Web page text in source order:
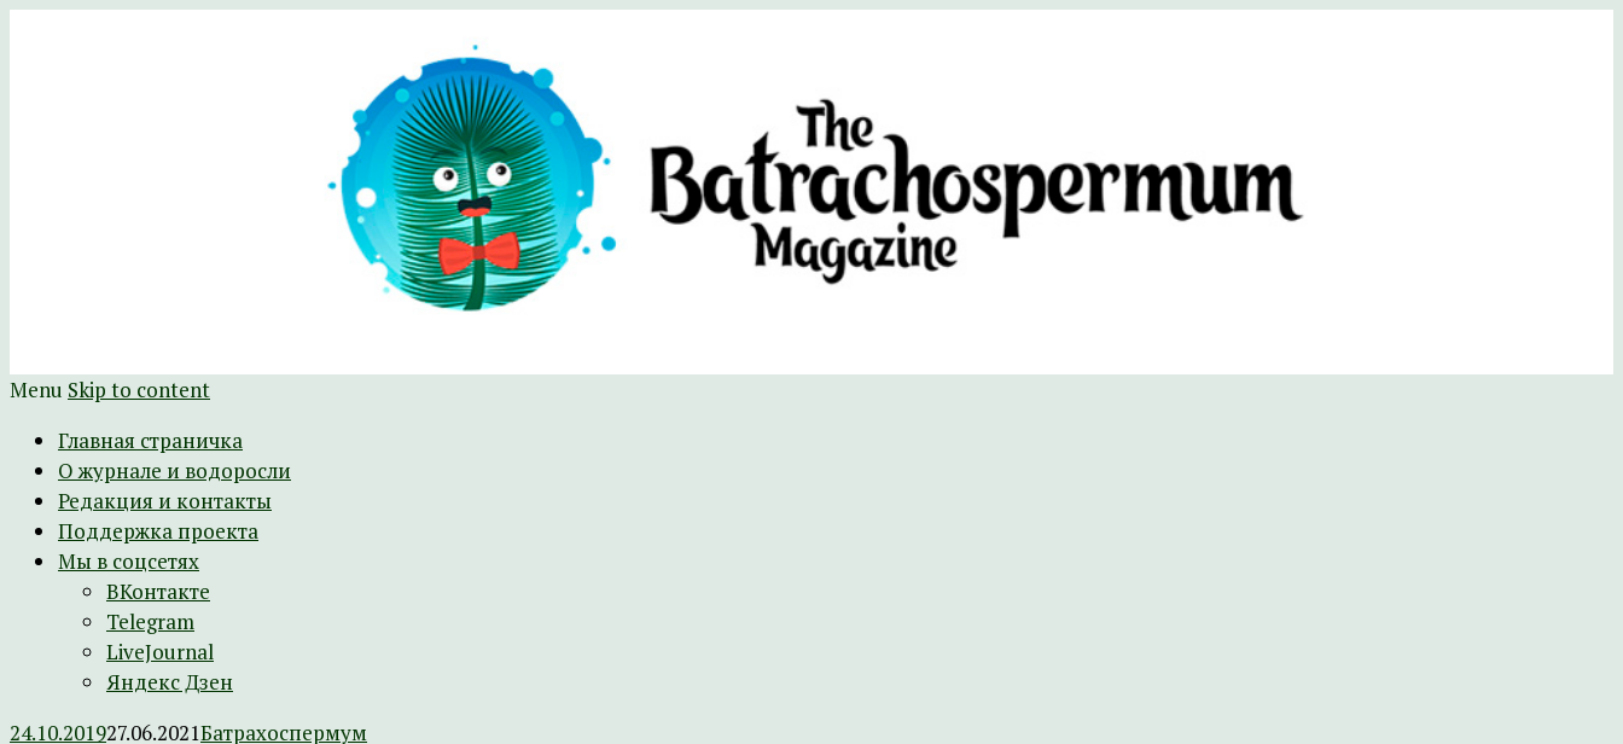
The Batrachospermum Magazine
Научно-развлекательный журнал Батрахоспермум (официальный сайт)
Menu Skip to content
Главная страничка
О журнале и водоросли
Редакция и контакты
Поддержка проекта
Мы в соцсетях
ВКонтакте
Telegram
LiveJournal
Яндекс Дзен
24.10.201927.06.2021Батрахоспермум